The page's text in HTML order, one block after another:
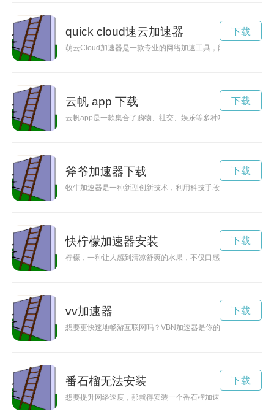
quick cloud速云加速器
萌云Cloud加速器是一款专业的网络加速工具，能够有效提升
下载
云帆 app 下载
云帆app是一款集合了购物、社交、娱乐等多种功能的全能应
下载
斧爷加速器下载
牧牛加速器是一种新型创新技术，利用科技手段提升牛群生长
下载
快柠檬加速器安装
柠檬，一种让人感到清凉舒爽的水果，不仅口感酸甜可口，而
下载
vv加速器
想要更快速地畅游互联网吗？VBN加速器是你的不二选择！现
下载
番石榴无法安装
想要提升网络速度，那就得安装一个番石榴加速器。本文将为
下载